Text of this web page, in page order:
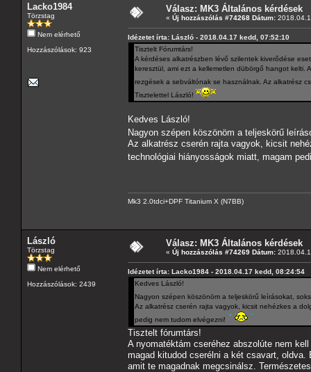
Lacko1984
Törzstag
Nem elérhető
Hozzászólások: 923
Válasz: MK3 Általános kérdések
« Új hozzászólás #74268 Dátum:
Idézetet írta: László - 2018.04.17 kedd, 07:52:10
Tisztelt Fórumtárs!
A kérdéses alkatrészben lévő szilentek kiverődése
keresztül, ami ezt a kellemetlen dübörgő hangot kelti.
rezgések a sebváltónak se használnak. Az alkatrész
Tisztelettel László!
Kedves László!
Nagyon szépen köszönöm a teljeskörű
Az alkatrész cserén rajta vagyok, kicsit
technológiai hiányosságok miatt, magam
Mk3 2.0tdci+DPF Titanium X (N7BB)
László
Törzstag
Nem elérhető
Hozzászólások: 2439
Válasz: MK3 Általános kérdések
« Új hozzászólás #74269 Dátum:
Idézetet írta: Lacko1984 - 2018.04.17 kedd, 08:24:54
Kedves László!
Nagyon szépen köszönöm a teljeskörű leírásokat,
Az alkatrész cserén rajta vagyok, kicsit nehézkes a
pedig nem tudom elvégezni!
Tisztelt fórumtárs!
A nyomatéktám cseréhez abszolúte nem
magad kitudod cserélni a két csavart,
amit te magadnak megcsinálsz.